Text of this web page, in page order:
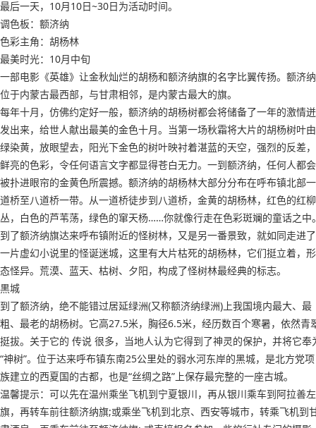
最后一天，10月10日~30日为活动时间。
调色板：额济纳
色彩主角：胡杨林
最美时光：10月中旬
一部电影《英雄》让金秋灿烂的胡杨和额济纳旗的名字比翼传扬。额济纳
位于内蒙古最西部，与甘肃相邻，是内蒙古最大的旗。
每年十月，仿佛约定好一般，额济纳的胡杨树都会将储备了一年的激情迸
发出来，给世人献出最美的金色十月。当第一场秋霜将大片的胡杨树叶由
绿染黄，放眼望去，阳光下金色的树叶映衬着湛蓝的天空，强烈的反差，
鲜亮的色彩，令任何语言文字都显得苍白无力。一到额济纳，任何人都会
被扑进眼帘的金黄色所震撼。额济纳的胡杨林大部分分布在呼布镇北部一
道桥至八道桥一带。从一道桥徒步到八道桥，金黄的胡杨林，红色的红柳
丛，白色的芦苇荡，绿色的窜天杨……你就像行走在色彩斑斓的童话之中
到了额济纳旗达来呼布镇附近的怪树林，又是另一番景致，就如同走进了
一片虚幻小说里的怪诞迷城，这里有大片枯死的胡杨林，它们挺立着，形
态怪异。荒漠、蓝天、枯树、夕阳，构成了怪树林最经典的标志。
黒城
到了额济纳，绝不能错过居延绿洲(又称额济纳绿洲)上我国境内最大、最
粗、最老的胡杨树。它高27.5米，胸径6.5米，经历数百个寒暑，依然青
挺拔。关于它的 传说 很多，当地人认为它得到了神灵的保护，并将它奉
“神树”。位于达来呼布镇东南25公里处的弱水河东岸的黑城，是北方党项
族建立的西夏国的古都，也是“丝绸之路”上保存最完整的一座古城。
温馨提示：可以先在温州乘坐飞机到宁夏银川，再从银川乘车到阿拉善左
旗，再转车前往额济纳旗;或乘坐飞机到北京、西安等城市，转乘飞机到